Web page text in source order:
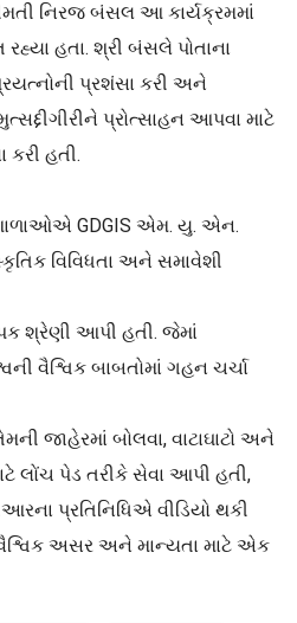
નિરજ બંસલ આ કાર્યક્રમમાં
હતા. શ્રી બંસલે પોતાના
પ્રશંસા કરી અને
પ્રોત્સાહન આપવા માટે
કરી હતી.
શાળાઓએ GDGIS એમ. યુ. એન.
વિવિધતા અને સમાવેશી
શ્રેણી આપી હતી. જેમાં
વૈશ્વિક બાબતોમાં ગહન ચર્ચા
જાહેરમાં બોલવા, વાટાઘાટો અને
લોંચ પેડ તરીકે સેવા આપી હતી,
પ્રતિનિધિએ વીડિયો થકી
અસર અને માન્યતા માટે એક